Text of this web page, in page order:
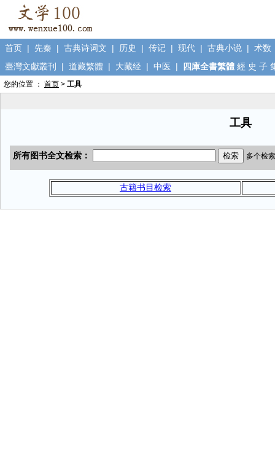
首页 | 先秦 | 古典诗词文 | 历史 | 传记 | 现代 | 古典小说 | 术数
臺灣文獻叢刊
| 道藏繁體 | 大藏经 | 中医 | 四庫全書繁體 經 史 子
您的位置 ： 首页 > 工具
工具
古籍书目检索